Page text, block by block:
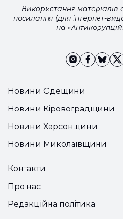
Новини Одещини
Новини Кіровоградщини
Новини Херсонщини
Новини Миколаївщини
Використання
посилання (для інтернет-
на
Контакти
Про нас
Редакційна політика